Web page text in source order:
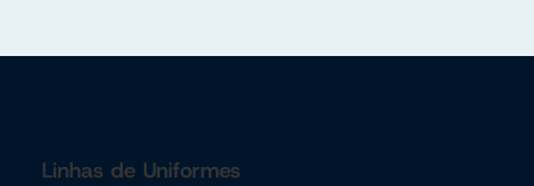
Linhas de Uniformes